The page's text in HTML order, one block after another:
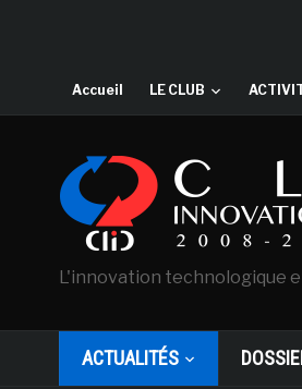
Accueil LE CLUB
L'innovation technologique
ACTUALITÉS